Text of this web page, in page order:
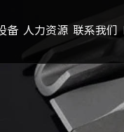
备 人力资源 联系我们